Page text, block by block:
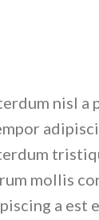
nisl a
mollis
a est